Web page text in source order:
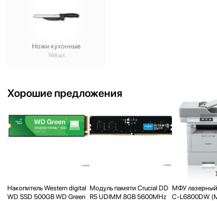
Ножи кухонные
144 шт.
Хорошие предложения
Накопитель Western digital
WD SSD 500GB WD Green
Модуль памяти Crucial DD
R5 UDIMM 8GB 5600MHz
МФУ лазерный
C-L6800DW